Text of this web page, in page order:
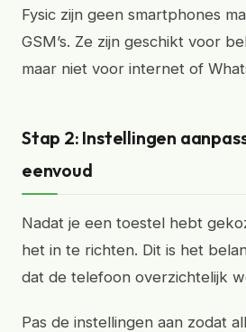
Fysic zijn geen smartphones
GSM’s. Ze zijn geschikt voor
maar niet voor internet of
Stap 2: Instellingen
eenvoud
Nadat je een toestel hebt
het in te richten. Dit is het
dat de telefoon overzichtelijk
Pas de instellingen aan zodat